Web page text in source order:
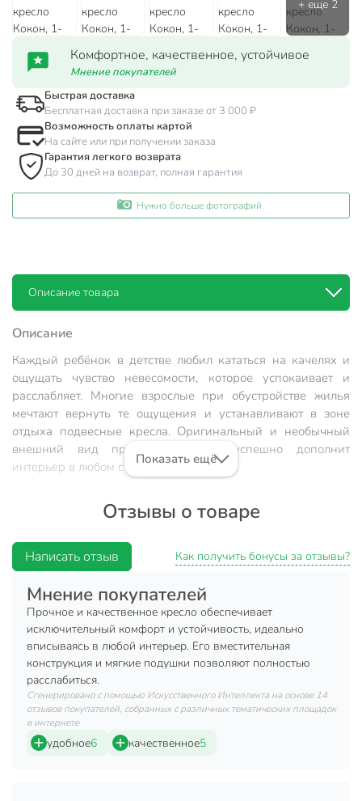
Комфортное, качественное, устойчивое
Мнение покупателей
Быстрая доставка
Бесплатная доставка при заказе от 3 000 ₽
Возможность оплаты картой
На сайте или при получении заказа
Гарантия легкого возврата
До 30 дней на возврат, полная гарантия
Нужно больше фотографий
Описание товара
Описание
Каждый ребёнок в детстве любил кататься на качелях и
ощущать чувство невесомости, которое успокаивает и
расслабляет. Многие взрослые при обустройстве жилья
мечтают вернуть те ощущения и устанавливают в зоне
отдыха подвесные кресла. Оригинальный и необычный
внешний вид предмета мебели успешно дополнит
интерьер в любом стиле.
Материал: корзина из стальной трубы диаметром
19x0,8 мм; стоячая стальная труба диаметром 42х2,5
мм; ПУ ротанг; водонепроницаемый полиэстер.
Размер корзины: 115х86х65 см.
Размер подушки: 105х120 см.
Размер подголовника: 40х15 см.
Количество мест: одноместные.
Максимальная нагрузка: 150 кг.
Цвет: белый.
Страна производства: Китай.
Показать ещё
Отзывы о товаре
Написать отзыв Как получить бонусы за отзывы?
Мнение покупателей
Прочное и качественное кресло обеспечивает
исключительный комфорт и устойчивость, идеально
вписываясь в любой интерьер. Его вместительная
конструкция и мягкие подушки позволяют полностью
расслабиться.
Сгенерировано с помощью Искусственного Интеллекта на основе 14
отзывов покупателей, собранных с различных тематических площадок
в интернете
удобное6 качественное5